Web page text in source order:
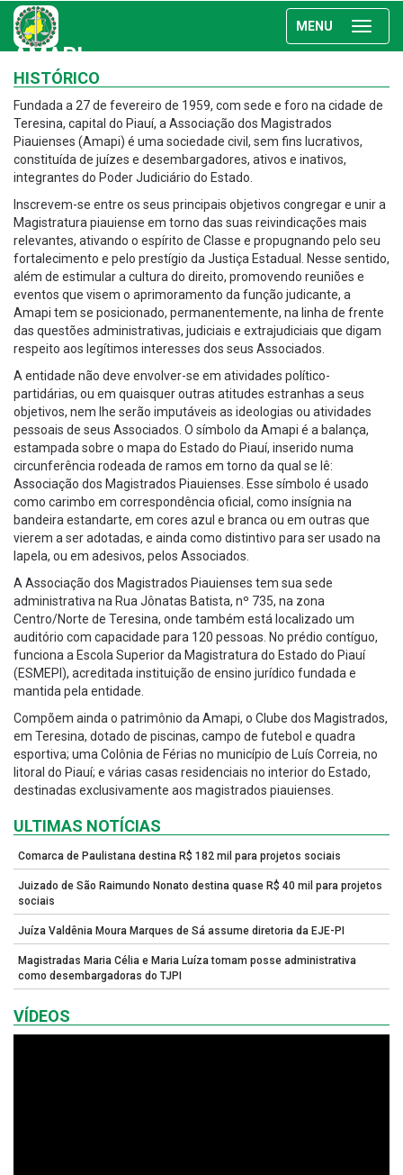
MENU
AMAPI
HISTÓRICO
Fundada a 27 de fevereiro de 1959, com sede e foro na cidade de
Teresina, capital do Piauí, a Associação dos Magistrados
Piauienses (Amapi) é uma sociedade civil, sem fins lucrativos,
constituída de juízes e desembargadores, ativos e inativos,
integrantes do Poder Judiciário do Estado.
Inscrevem-se entre os seus principais objetivos congregar e unir a
Magistratura piauiense em torno das suas reivindicações mais
relevantes, ativando o espírito de Classe e propugnando pelo seu
fortalecimento e pelo prestígio da Justiça Estadual. Nesse sentido,
além de estimular a cultura do direito, promovendo reuniões e
eventos que visem o aprimoramento da função judicante, a
Amapi tem se posicionado, permanentemente, na linha de frente
das questões administrativas, judiciais e extrajudiciais que digam
respeito aos legítimos interesses dos seus Associados.
A entidade não deve envolver-se em atividades político-
partidárias, ou em quaisquer outras atitudes estranhas a seus
objetivos, nem lhe serão imputáveis as ideologias ou atividades
pessoais de seus Associados. O símbolo da Amapi é a balança,
estampada sobre o mapa do Estado do Piauí, inserido numa
circunferência rodeada de ramos em torno da qual se lê:
Associação dos Magistrados Piauienses. Esse símbolo é usado
como carimbo em correspondência oficial, como insígnia na
bandeira estandarte, em cores azul e branca ou em outras que
vierem a ser adotadas, e ainda como distintivo para ser usado na
lapela, ou em adesivos, pelos Associados.
A Associação dos Magistrados Piauienses tem sua sede
administrativa na Rua Jônatas Batista, nº 735, na zona
Centro/Norte de Teresina, onde também está localizado um
auditório com capacidade para 120 pessoas. No prédio contíguo,
funciona a Escola Superior da Magistratura do Estado do Piauí
(ESMEPI), acreditada instituição de ensino jurídico fundada e
mantida pela entidade.
Compõem ainda o patrimônio da Amapi, o Clube dos Magistrados,
em Teresina, dotado de piscinas, campo de futebol e quadra
esportiva; uma Colônia de Férias no município de Luís Correia, no
litoral do Piauí; e várias casas residenciais no interior do Estado,
destinadas exclusivamente aos magistrados piauienses.
ULTIMAS NOTÍCIAS
Comarca de Paulistana destina R$ 182 mil para projetos sociais
Juizado de São Raimundo Nonato destina quase R$ 40 mil para projetos
sociais
Juíza Valdênia Moura Marques de Sá assume diretoria da EJE-PI
Magistradas Maria Célia e Maria Luíza tomam posse administrativa
como desembargadoras do TJPI
VÍDEOS